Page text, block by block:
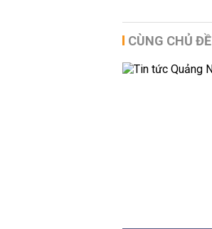
CÙNG CHỦ ĐỀ